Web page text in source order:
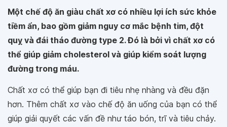
Một chế độ ăn giàu chất xơ có nhiều lợi ích sức khỏe
tiềm ẩn, bao gồm giảm nguy cơ mắc bệnh tim, đột
quỵ và đái tháo đường type 2. Đó là bởi vì chất xơ có
thể giúp giảm cholesterol và giúp kiểm soát lượng
đường trong máu.
Chất xơ có thể giúp bạn đi tiêu nhẹ nhàng và đều đặn
hơn. Thêm chất xơ vào chế độ ăn uống của bạn có thể
giúp giải quyết các vấn đề như táo bón, trĩ và tiêu chảy.